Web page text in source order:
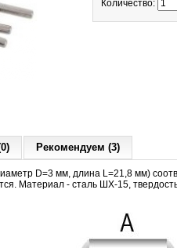
Количество:
Рекомендуем (3)
D=3 мм, длина L=21,8 мм)
Материал - сталь ШХ-15,